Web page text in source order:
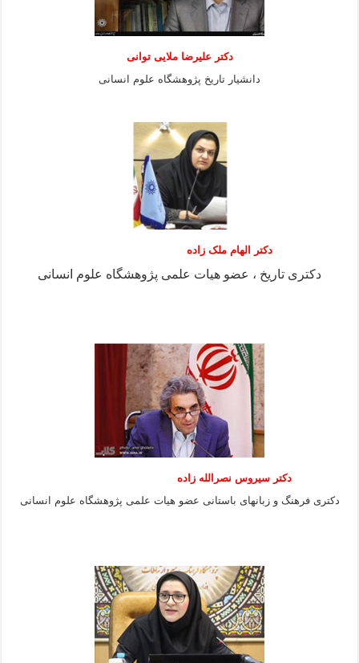
دكتر عليرضا ملايى توانی
دانشيار تاريخ پژوهشگاه علوم انسانی
دکتر الهام ملک زاده
دکتری تاریخ ، عضو هیات علمی پژوهشگاه علوم انسانی
دکتر سیروس نصرالله زاده
دکتری فرهنگ و زبانهای باستانی عضو هیات علمی پژوهشگاه علوم انسانی